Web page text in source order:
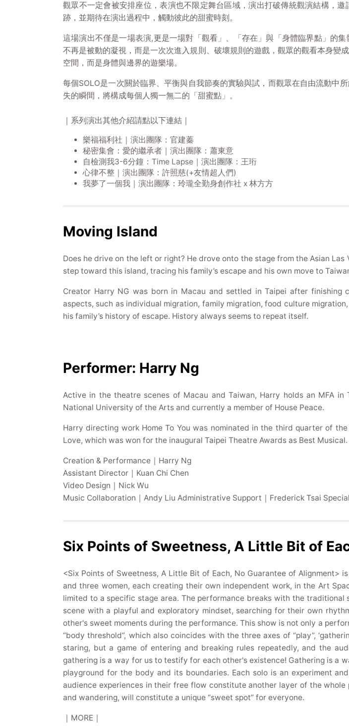
觀眾不一定會被安排座位，表演也不限定舞台區域，演出打破傳統觀演結構，
跡，並期待在演出過程中，觸動彼此的甜蜜時刻。
這場演出不僅是一場表演,更是一場對「觀看」、「存在」與「身體臨界點」的
不再是被動的凝視，而是一次次進入規則、破壞規則的遊戲，觀眾的觀看本身變
空間，而是身體與邊界的遊樂場。
每個SOLO是一次關於臨界、平衡與自我節奏的實驗與試，而觀眾在自由流動中
失的瞬間，將構成每個人獨一無二的「甜蜜點」。
｜系列演出其他介紹請點以下連結｜
樂福福利社｜演出團隊：官建蓁
秘密集會：愛的繼承者｜演出團隊：蕭東意
自檢測我3-6分鐘：Time Lapse｜演出團隊：王珩
心律不整｜演出團隊：許照慈(+友情超人們)
我夢了一個我｜演出團隊：玲瓏全勤身創作社 x 林方方
Moving Island
Does he drive on the left or right? He drove onto the stage from the Asian
step toward this island, tracing his family’s escape and his own move to
Creator Harry NG was born in Macau and settled in Taipei after finishing
aspects, such as individual migration, family migration, food culture
his family’s history of escape. History always seems to repeat itself.
Performer: Harry Ng
Active in the theatre scenes of Macau and Taiwan, Harry holds an MFA
National University of the Arts and currently a member of House Peace.
Harry directing work Home To You was nominated in the third quarter of
Love, which was won for the inaugural Taipei Theatre Awards as Best Musical.
Creation & Performance｜Harry Ng
Assistant Director｜Kuan Chi Chen
Video Design｜Nick Wu
Music Collaboration｜Andy Liu Administrative Support｜Frederick Tsai
Six Points of Sweetness, A Little Bit of
<Six Points of Sweetness, A Little Bit of Each, No Guarantee of Alignment>
and three women, each creating their own independent work, in the Art
limited to a specific stage area. The performance breaks with the
scene with a playful and exploratory mindset, searching for their own
other's sweet moments during the performance. This show is not only a
“body threshold”, which also coincides with the three axes of “play”,
staring, but a game of entering and breaking rules repeatedly, and the
gathering is a way for us to testify for each other's existence! Gathering is a
playground for the body and its boundaries. Each solo is an experiment
audience experiences in their free flow constitute another layer of the
and wandering, will constitute a unique “sweet spot” for everyone.
｜MORE｜